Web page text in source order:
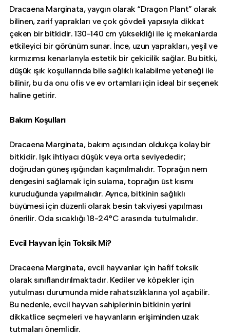
Dracaena Marginata, yaygın olarak “Dragon Plant” olarak
bilinen, zarif yaprakları ve çok gövdeli yapısıyla dikkat
çeken bir bitkidir. 130-140 cm yüksekliği ile iç mekanlarda
etkileyici bir görünüm sunar. İnce, uzun yaprakları, yeşil ve
kırmızımsı kenarlarıyla estetik bir çekicilik sağlar. Bu bitki,
düşük ışık koşullarında bile sağlıklı kalabilme yeteneği ile
bilinir, bu da onu ofis ve ev ortamları için ideal bir seçenek
haline getirir.
Bakım Koşulları
Dracaena Marginata, bakım açısından oldukça kolay bir
bitkidir. Işık ihtiyacı düşük veya orta seviyededir;
doğrudan güneş ışığından kaçınılmalıdır. Toprağın nem
dengesini sağlamak için sulama, toprağın üst kısmı
kuruduğunda yapılmalıdır. Ayrıca, bitkinin sağlıklı
büyümesi için düzenli olarak besin takviyesi yapılması
önerilir. Oda sıcaklığı 18-24°C arasında tutulmalıdır.
Evcil Hayvan İçin Toksik Mi?
Dracaena Marginata, evcil hayvanlar için hafif toksik
olarak sınıflandırılmaktadır. Kediler ve köpekler için
yutulması durumunda mide rahatsızlıklarına yol açabilir.
Bu nedenle, evcil hayvan sahiplerinin bitkinin yerini
dikkatlice seçmeleri ve hayvanların erişiminden uzak
tutmaları önemlidir.